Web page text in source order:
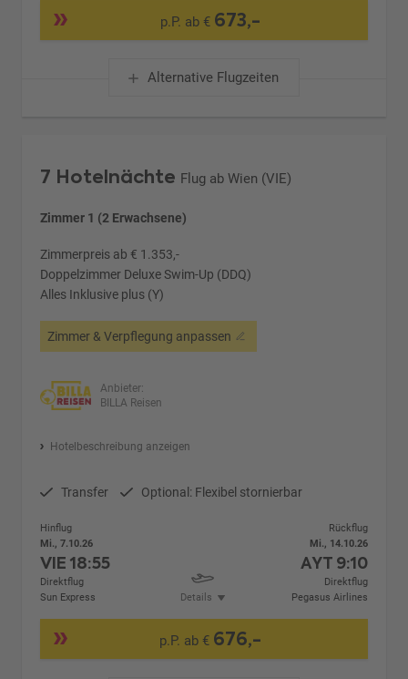
p.P. ab € 673,-
Alternative Flugzeiten
7 Hotelnächte Flug ab Wien (VIE)
Zimmer 1 (2 Erwachsene)
Zimmerpreis ab € 1.353,-
Doppelzimmer Deluxe Swim-Up (DDQ)
Alles Inklusive plus (Y)
Zimmer & Verpflegung anpassen
Anbieter:
BILLA Reisen
Hotelbeschreibung anzeigen
Transfer Optional: Flexibel stornierbar
Hinflug
Mi., 7.10.26
VIE18:55
Direktflug
Sun Express
Details
Rückflug
Mi., 14.10.26
AYT 9:10
Direktflug
Pegasus Airlines
p.P. ab € 676,-